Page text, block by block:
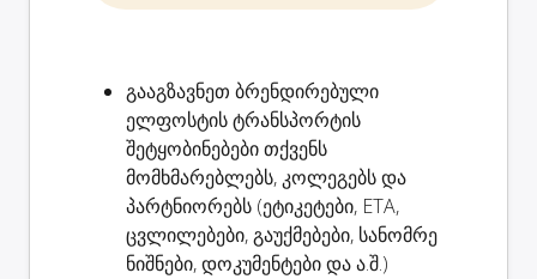
გააგზავნეთ ბრენდირებული
ელფოსტისტრანსპორტის
შეტყობინებებითქვენს
მომხმარებლებს, კოლეგებს და
პარტნიორებს (ეტიკეტები, ETA,
ცვლილებები, გაუქმებები, სანომრე
ნიშნები, დოკუმენტები და ა.შ.)